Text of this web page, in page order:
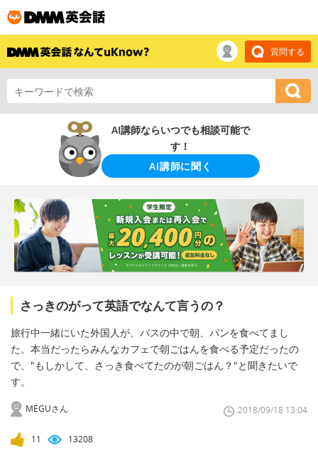
質問する
AI講師ならいつでも相談可能で
す！
AI講師に聞く
さっきのがって英語でなんて言うの？
旅行中一緒にいた外国人が、バスの中で朝、パンを食べてまし
た。本当だったらみんなカフェで朝ごはんを食べる予定だったの
で、"もしかして、さっき食べてたのが朝ごはん？"と聞きたいで
す。
MEGUさん 2018/09/18 13:04
11 13208